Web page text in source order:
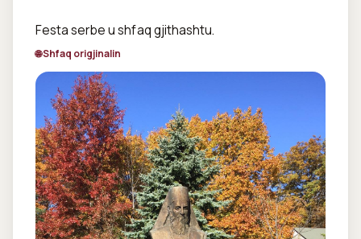
Festa serbe u shfaq gjithashtu.
🌐 Shfaq origjinalin